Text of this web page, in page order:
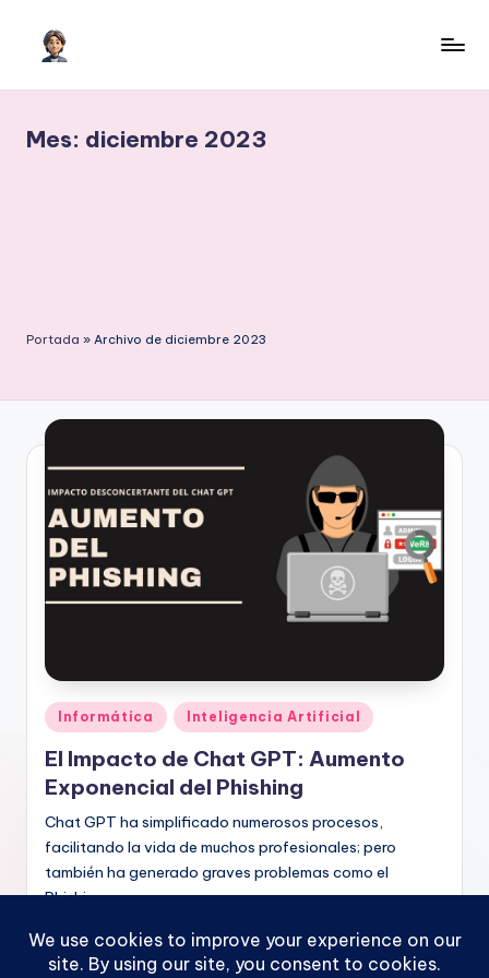
Saltar
contenido
c
m
r
para
crecer
Mes: diciembre 2023
Portada » Archivo de diciembre 2023
Publicado
en
Informática Inteligencia Artificial
El Impacto de Chat GPT: Aumento
Exponencial del Phishing
Chat GPT ha simplificado numerosos procesos,
facilitando la vida de muchos profesionales; pero
también ha generado graves problemas como el
Phishing.
Publicado
por
Hilmer Palomares diciembre 17, 2023